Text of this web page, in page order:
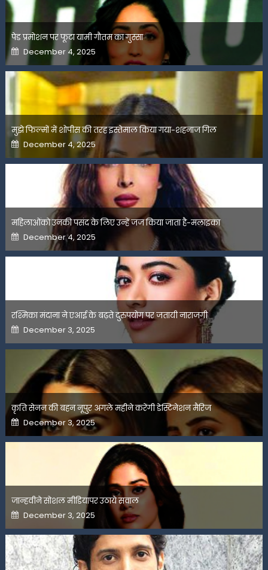
पेड प्रमोशन पर फूटा यामी गौतम का गुस्सा
Posted
on
December 4, 2025
मुझे फिल्मों में शोपीस की तरह इस्तेमाल किया गया-शहनाज गिल
Posted
on
December 4, 2025
महिलाओंको उनकी पसंद के लिए उन्हें जज किया जाता है-मलाइका
Posted
on
December 4, 2025
रश्मिका मंदाना ने एआई के बढ़ते दुरुपयोग पर जतायी नाराजगी
Posted
on
December 3, 2025
कृति सेनन की बहन नूपुर अगले महीने करेंगी डेस्टिनेशन मैरिज
Posted
on
December 3, 2025
जान्हवीने सोशल मीडियापर उठाये सवाल
Posted
on
December 3, 2025